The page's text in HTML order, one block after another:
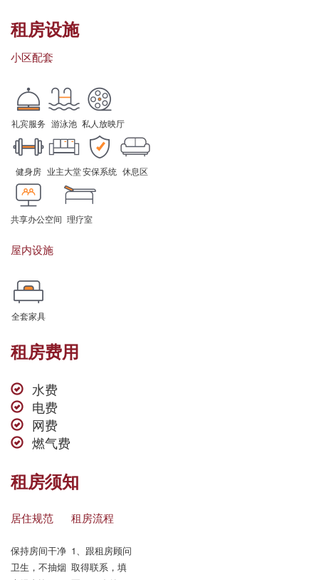
租房设施
小区配套
礼宾服务 游泳池 私人放映厅
健身房 业主大堂安保系统 休息区
共享办公空间 理疗室
屋内设施
全套家具
租房费用
水费
电费
网费
燃气费
租房须知
居住规范
保持房间干净
卫生，不抽烟
租房流程
1、跟租房顾问
取得联系，填